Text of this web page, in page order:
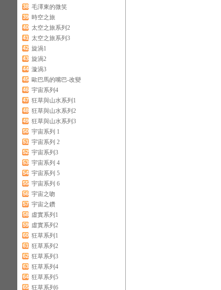
38 毛澤東的微笑
39 時空之旅
40 太空之旅系列2
41 太空之旅系列3
42 旋渦1
43 旋渦2
44 漩渦3
45 歐巴馬的嘴巴-改變
46 宇宙系列4
47 狂草與山水系列1
48 狂草與山水系列2
49 狂草與山水系列3
50 宇宙系列 1
51 宇宙系列 2
52 宇宙系列3
53 宇宙系列 4
54 宇宙系列 5
55 宇宙系列 6
56 宇宙之吻
57 宇宙之鑽
58 虛實系列1
59 虛實系列2
60 狂草系列1
61 狂草系列2
62 狂草系列3
63 狂草系列4
64 狂草系列5
65 狂草系列6